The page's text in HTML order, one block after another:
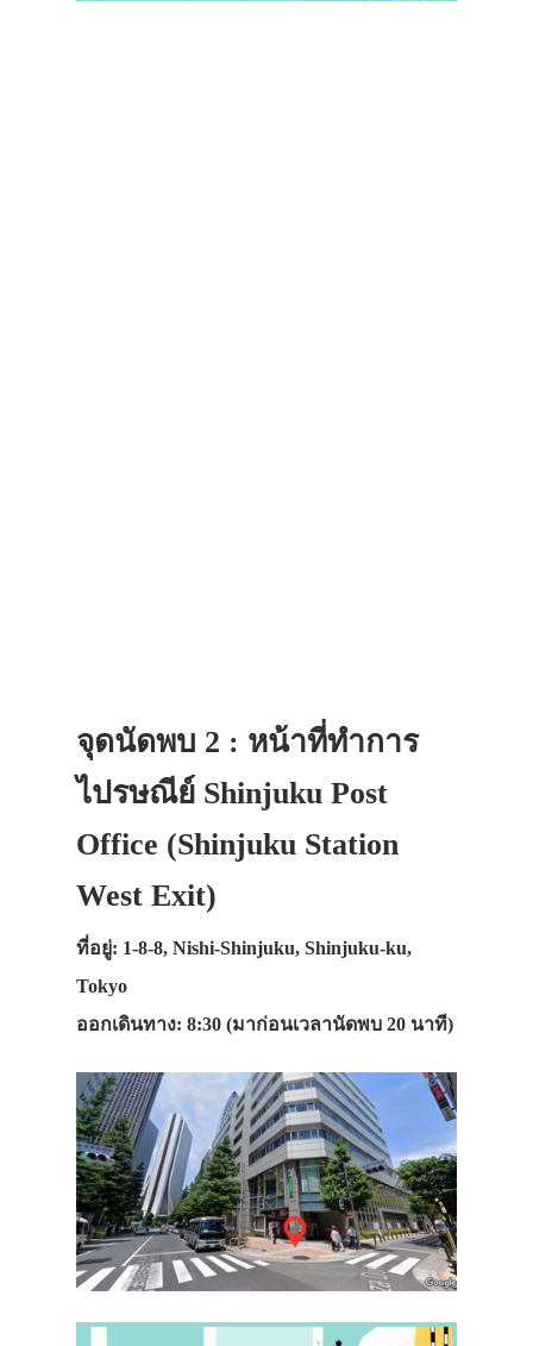
จุดนัดพบ 2 : หน้าที่ทำการ
ไปรษณีย์ Shinjuku Post
Office (Shinjuku Station
West Exit)
ที่อยู่: 1-8-8, Nishi-Shinjuku, Shinjuku-ku,
Tokyo
ออกเดินทาง: 8:30 (มาก่อนเวลานัดพบ 20 นาที)